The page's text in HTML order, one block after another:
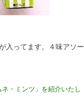
入ってます。４味アソー
・ミンツ」を紹介いたし